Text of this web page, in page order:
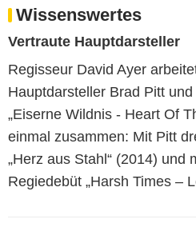
Wissenswertes
Vertraute Hauptdarsteller
Regisseur David Ayer
Hauptdarsteller Brad Pitt
„Eiserne Wildnis - Heart Of
einmal zusammen: Mit Pitt
„Herz aus Stahl“ (2014) und
Regiedebüt „Harsh Times –